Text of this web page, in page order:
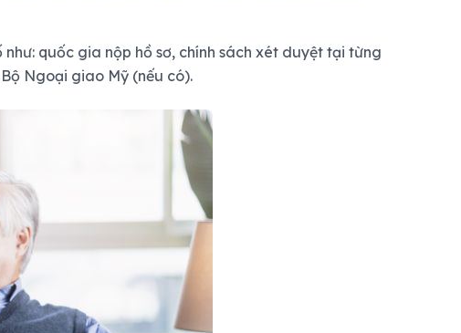
quốc gia nộp hồ sơ, chính sách xét duyệt tại từng
Ngoại giao Mỹ (nếu có).